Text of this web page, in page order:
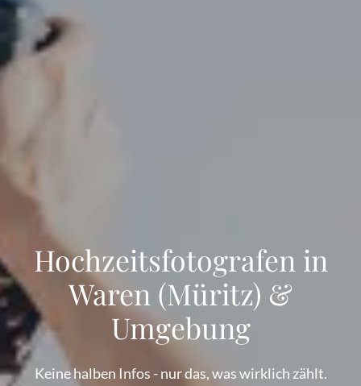
Hochzeitsfotografen in
Waren (Müritz) &
Umgebung
Keine halben Infos - nur das, was wirklich zählt.